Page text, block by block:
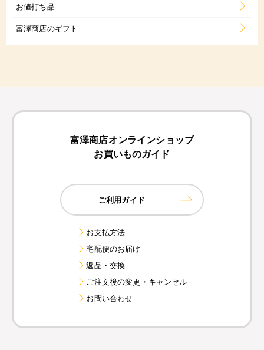
お値打ち品
富澤商店のギフト
富澤商店オンラインショップ
お買いものガイド
ご利用ガイド
お支払方法
宅配便のお届け
返品・交換
ご注文後の変更・キャンセル
お問い合わせ